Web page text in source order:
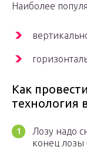
Наиболее
Как
технология
Лозу надо
конец лозы